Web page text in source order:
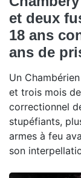
et deux
18 ans
ans de
Un
et trois mois
correctionnel
stupéfiants,
armes à feu
son